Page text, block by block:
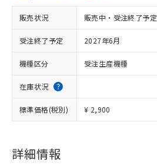
販売状況 販売中・受注終了予定
受注終了予定 2027年6月
機種区分 受注生産機種
在庫状況
標準価格(税別) ¥ 2,900
詳細情報